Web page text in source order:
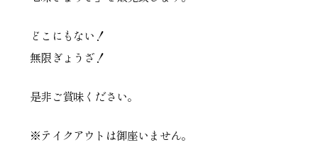
どこにもない！
無限ぎょうざ！
是非ご賞味ください。
※テイクアウトは御座いません。